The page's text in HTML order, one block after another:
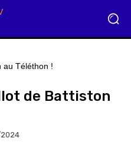
de Battiston